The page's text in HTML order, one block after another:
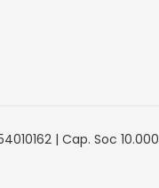
| Cap. Soc